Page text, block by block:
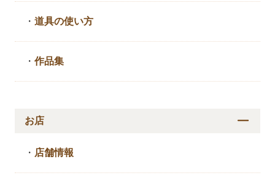
・道具の使い方
・作品集
お店
・ 店舗情報